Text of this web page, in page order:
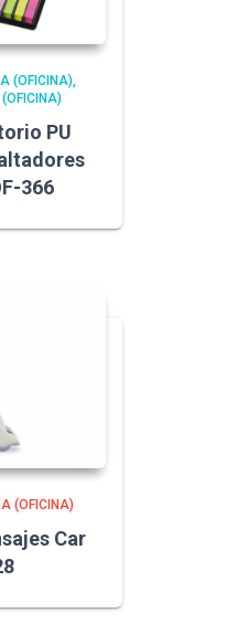
(OFICINA)
PU
366
(OFICINA)
Car